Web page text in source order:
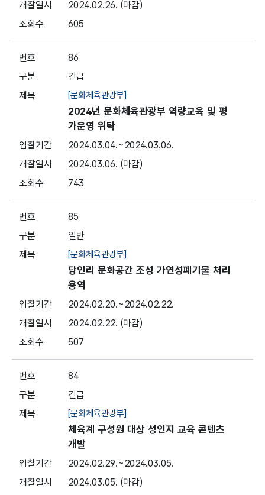
2024.02.26. (마감)
605
86
긴급
[문화체육관광부]
2024년 문화체육관광부 역량교육 및 평
가운영 위탁
2024.03.04.~2024.03.06.
2024.03.06. (마감)
743
85
일반
[문화체육관광부]
당인리 문화공간 조성 가연성폐기물 처리
용역
2024.02.20.~2024.02.22.
2024.02.22. (마감)
507
84
긴급
[문화체육관광부]
체육계 구성원 대상 성인지 교육 콘텐츠
개발
2024.02.29.~2024.03.05.
2024.03.05. (마감)